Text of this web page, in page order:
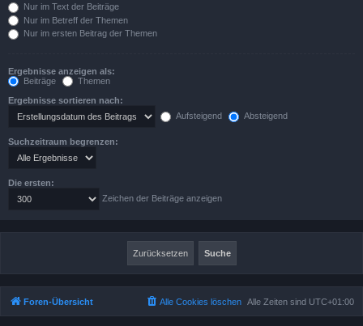
Nur im Text der Beiträge
Nur im Betreff der Themen
Nur im ersten Beitrag der Themen
Ergebnisse anzeigen als:
Beiträge
Themen
Ergebnisse sortieren nach:
Aufsteigend
Absteigend
Suchzeitraum begrenzen:
Die ersten:
Zeichen der Beiträge anzeigen
Foren-Übersicht Alle Zeiten sind UTC+01:00
Alle Cookies löschen